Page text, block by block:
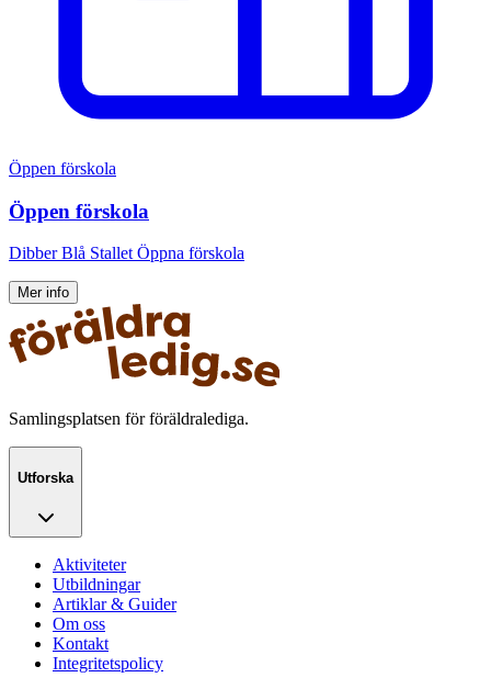
Öppen förskola
Öppen förskola
Dibber Blå Stallet Öppna förskola
Mer info
Samlingsplatsen för föräldralediga.
Utforska
Aktiviteter
Utbildningar
Artiklar & Guider
Om oss
Kontakt
Integritetspolicy